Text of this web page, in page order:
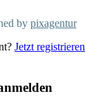
by pixagentur
Jetzt registrieren